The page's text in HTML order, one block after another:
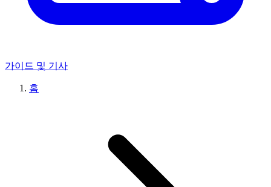
가이드 및 기사
홈